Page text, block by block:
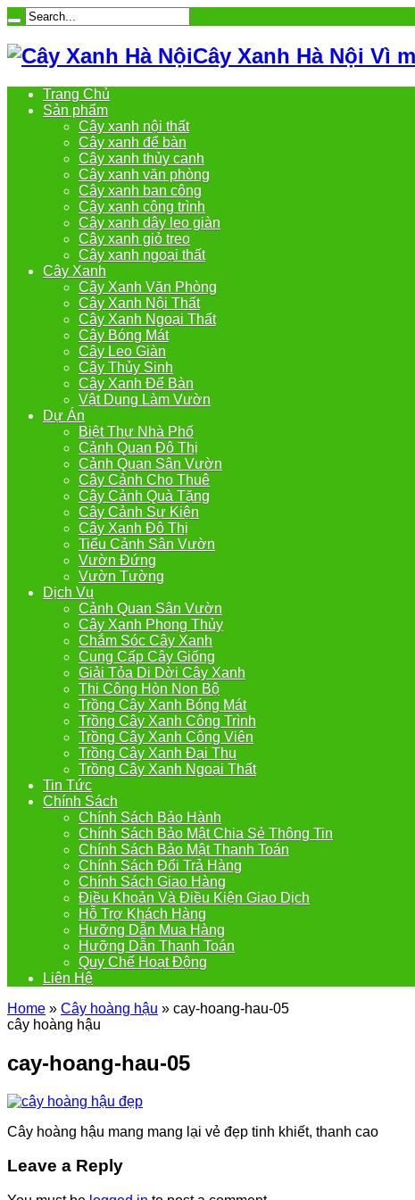
Cây Xanh Hà Nội Vì
Trang Chủ
Sản phẩm
Cây xanh nội thất
Cây xanh để bàn
Cây xanh thủy canh
Cây xanh văn phòng
Cây xanh ban công
Cây xanh công trình
Cây xanh dây leo giàn
Cây xanh giỏ treo
Cây xanh ngoại thất
Cây Xanh
Cây Xanh Văn Phòng
Cây Xanh Nội Thất
Cây Xanh Ngoại Thất
Cây Bóng Mát
Cây Leo Giàn
Cây Thủy Sinh
Cây Xanh Để Bàn
Vật Dụng Làm Vườn
Dự Án
Biệt Thự Nhà Phố
Cảnh Quan Đô Thị
Cảnh Quan Sân Vườn
Cây Cảnh Cho Thuê
Cây Cảnh Quà Tặng
Cây Cảnh Sự Kiện
Cây Xanh Đô Thị
Tiểu Cảnh Sân Vườn
Vườn Đứng
Vườn Tường
Dịch Vụ
Cảnh Quan Sân Vườn
Cây Xanh Phong Thủy
Chắm Sóc Cây Xanh
Cung Cấp Cây Giống
Giải Tỏa Di Dời Cây Xanh
Thi Công Hòn Non Bộ
Trồng Cây Xanh Bóng Mát
Trồng Cây Xanh Công Trình
Trồng Cây Xanh Công Viên
Trồng Cây Xanh Đại Thụ
Trồng Cây Xanh Ngoại Thất
Tin Tức
Chính Sách
Chính Sách Bảo Hành
Chính Sách Bảo Mật Chia Sẻ Thông Tin
Chính Sách Bảo Mật Thanh Toán
Chính Sách Đổi Trả Hàng
Chính Sách Giao Hàng
Điều Khoản Và Điều Kiện Giao Dịch
Hỗ Trợ Khách Hàng
Hưỡng Dẫn Mua Hàng
Hưỡng Dẫn Thanh Toán
Quy Chế Hoạt Động
Liên Hệ
Home » Cây hoàng hậu » cay-hoang-hau-05
cây hoàng hậu
cay-hoang-hau-05
Cây hoàng hậu mang mang lại vẻ đẹp tinh khiết, thanh cao
Leave a Reply